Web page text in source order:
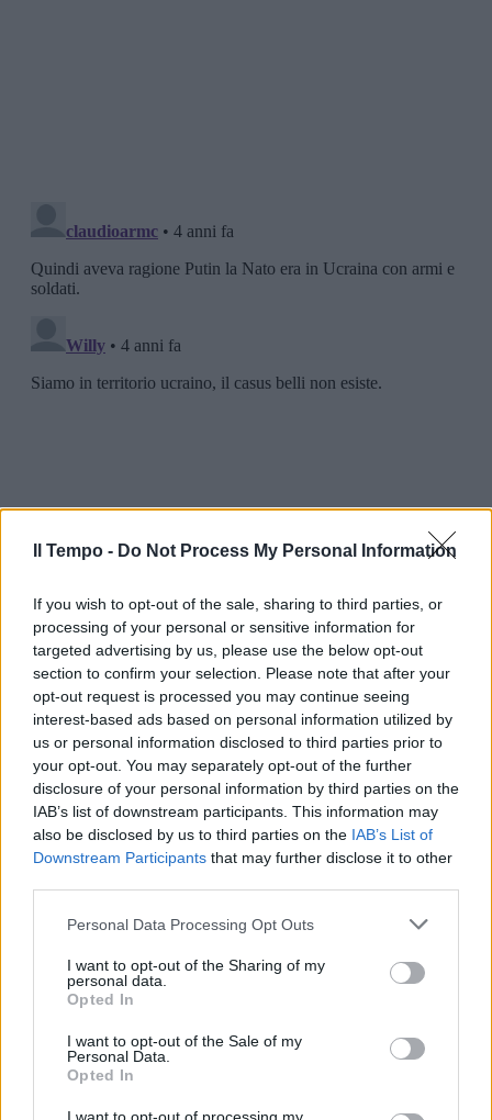
Il Tempo - Do Not Process My Personal Information
If you wish to opt-out of the sale, sharing to third parties, or
processing of your personal or sensitive information for
targeted advertising by us, please use the below opt-out
section to confirm your selection. Please note that after your
opt-out request is processed you may continue seeing
interest-based ads based on personal information utilized by
us or personal information disclosed to third parties prior to
your opt-out. You may separately opt-out of the further
disclosure of your personal information by third parties on the
IAB’s list of downstream participants. This information may
also be disclosed by us to third parties on the IAB’s List of
Downstream Participants that may further disclose it to other
Personal Data Processing Opt Outs
I want to opt-out of the Sharing of my
personal data.
Opted In
I want to opt-out of the Sale of my
Personal Data.
Opted In
In evidenza